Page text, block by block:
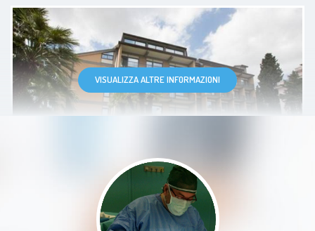
della spirometria non mi ha dato
fastidio. Molto professionale
Paziente
medico empatico, professionale e
cortese. Da consigliare. Grazie
VISUALIZZA ALTRE INFORMAZIONI